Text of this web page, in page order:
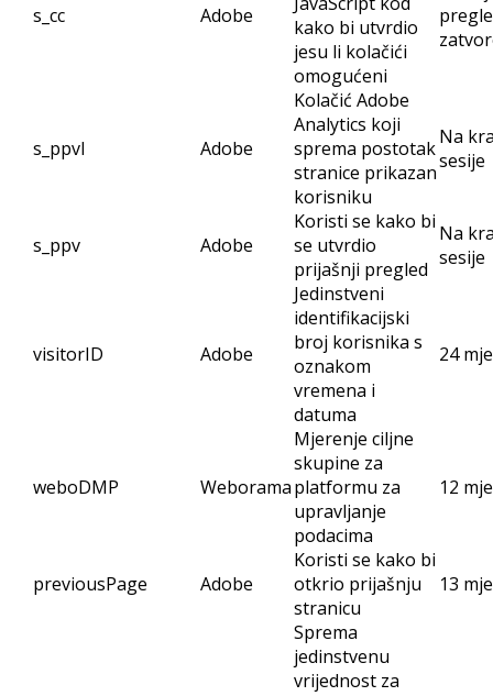
s_cc Adobe
kako bi utvrdio
jesu li kolačići
omogućeni
s_ppvl Adobe
Kolačić Adobe
Analytics koji
sprema postotak
stranice prikazan
korisniku
Na
sesije
s_ppv Adobe
Koristi se kako bi
se utvrdio
prijašnji pregled
Na
sesije
visitorID Adobe
Jedinstveni
identifikacijski
broj korisnika s
oznakom
vremena i
datuma
24
weboDMP Weborama
Mjerenje ciljne
skupine za
platformu za
upravljanje
podacima
12
previousPage Adobe
Koristi se kako bi
otkrio prijašnju
stranicu
13
Sprema
jedinstvenu
vrijednost za